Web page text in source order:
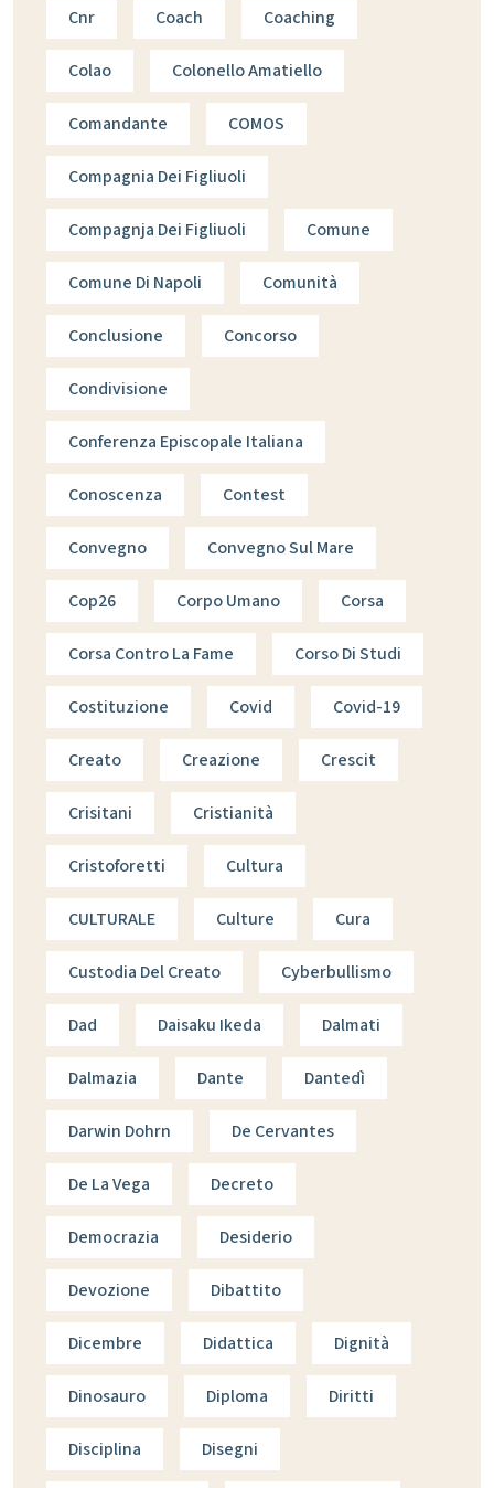
Cnr Coach Coaching
Colao Colonello Amatiello
Comandante COMOS
Compagnia Dei Figliuoli
Compagnja Dei Figliuoli Comune
Comune Di Napoli Comunità
Conclusione Concorso
Condivisione
Conferenza Episcopale Italiana
Conoscenza Contest
Convegno Convegno Sul Mare
Cop26 Corpo Umano Corsa
Corsa Contro La Fame Corso Di Studi
Costituzione Covid Covid-19
Creato Creazione Crescit
Crisitani Cristianità
Cristoforetti Cultura
CULTURALE Culture Cura
Custodia Del Creato Cyberbullismo
Dad Daisaku Ikeda Dalmati
Dalmazia Dante Dantedì
Darwin Dohrn De Cervantes
De La Vega Decreto
Democrazia Desiderio
Devozione Dibattito
Dicembre Didattica Dignità
Dinosauro Diploma Diritti
Disciplina Disegni